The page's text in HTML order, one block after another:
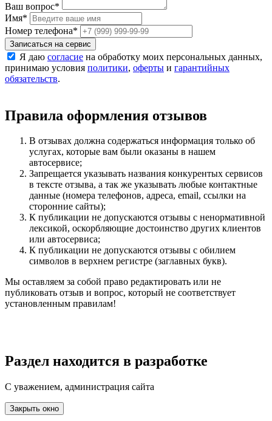
Ваш вопрос*
Имя*
Номер телефона*
Записаться на сервис
Я даю согласие на обработку моих персональных данных,
принимаю условия политики, оферты и гарантийных
обязательств.
Правила оформления отзывов
В отзывах должна содержаться информация только об
услугах, которые вам были оказаны в нашем
автосервисе;
Запрещается указывать названия конкурентых сервисов
в тексте отзыва, а так же указывать любые контактные
данные (номера телефонов, адреса, email, ссылки на
сторонние сайты);
К публикации не допускаются отзывы с ненормативной
лексикой, оскорбляющие достоинство других клиентов
или автосервиса;
К публикации не допускаются отзывы с обилием
символов в верхнем регистре (заглавных букв).
Мы оставляем за собой право редактировать или не
публиковать отзыв и вопрос, который не соответствует
установленным правилам!
Раздел находится в разработке
С уважением, администрация сайта
Закрыть окно